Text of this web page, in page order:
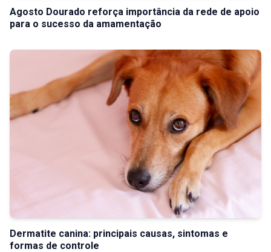
Agosto Dourado reforça importância da rede de apoio
para o sucesso da amamentação
Dermatite canina: principais causas, sintomas e
formas de controle